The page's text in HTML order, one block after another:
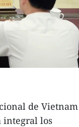
de Vietnam
integral los